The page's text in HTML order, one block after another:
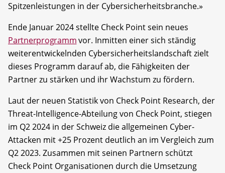
Spitzenleistungen in der Cybersicherheitsbranche.»
Ende Januar 2024 stellte Check Point sein neues
Partnerprogrammvor. Inmitten einer sich ständig
weiterentwickelnden Cybersicherheitslandschaft zielt
dieses Programm darauf ab, die Fähigkeiten der
Partner zu stärken und ihr Wachstum zu fördern.
Laut der neuen Statistik von Check Point Research, der
Threat-Intelligence-Abteilung von Check Point, stiegen
im Q2 2024 in der Schweiz die allgemeinen Cyber-
Attacken mit +25 Prozent deutlich an im Vergleich zum
Q2 2023. Zusammen mit seinen Partnern schützt
Check Point Organisationen durch die Umsetzung